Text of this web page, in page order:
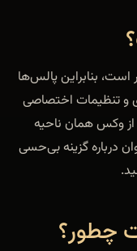
بنابراین پالس‌ها
و تنظیمات اختصاصی
از وکس همان ناحیه
درباره گزینه بی‌حسی
چطور؟